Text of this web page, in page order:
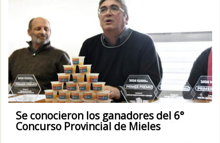
Se conocieron los ganadores del 6°
Concurso Provincial de Mieles